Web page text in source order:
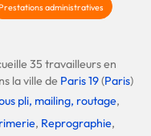
administratives
35 travailleurs en
la ville de Paris 19(Paris)
pli, mailing, routage,
, Reprographie,